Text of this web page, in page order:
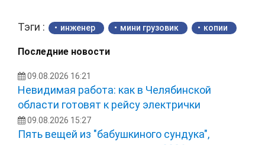
Тэги : инженер мини грузовик копии
Последние новости
09.08.2026 16:21
Невидимая работа: как в Челябинской
области готовят к рейсу электрички
09.08.2026 15:27
Пять вещей из "бабушкиного сундука",